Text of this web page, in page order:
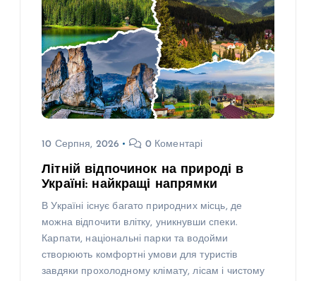
10 Серпня, 2026 0 Коментарі
Літній відпочинок на природі в
Україні: найкращі напрямки
В Україні існує багато природних місць, де
можна відпочити влітку, уникнувши спеки.
Карпати, національні парки та водойми
створюють комфортні умови для туристів
завдяки прохолодному клімату, лісам і чистому